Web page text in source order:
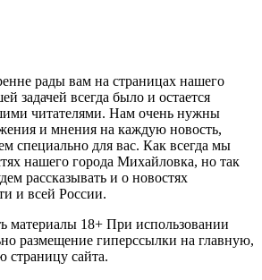
рады вам на страницах нашего
задачей всегда было и остается
читателями. Нам очень нужны
и мнения на каждую новость,
специально для вас. Как всегда мы
нашего города Михайловка, но так
рассказывать и о новостях
и всей России.
материалы 18+ При использовании
размещение гиперссылки на главную,
страницу сайта.